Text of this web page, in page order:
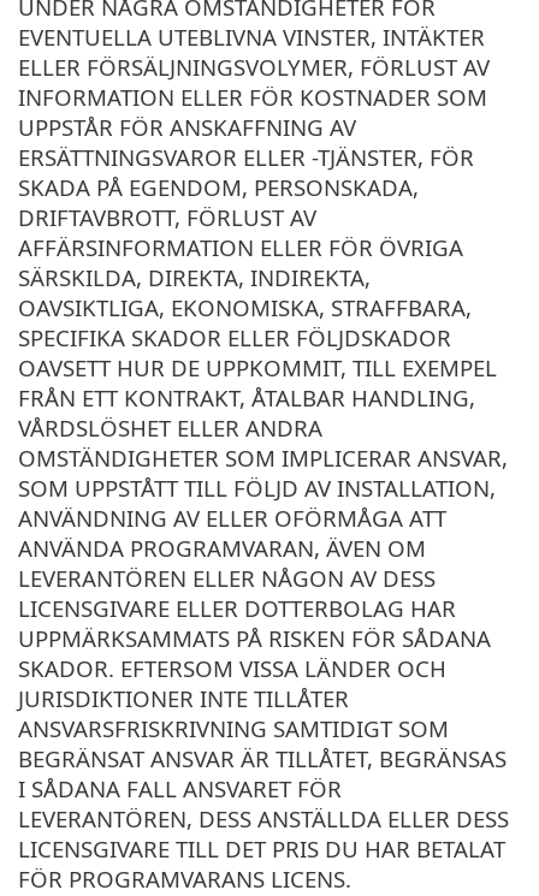
UNDER NÅGRA OMSTÄNDIGHETER FÖR
EVENTUELLA UTEBLIVNA VINSTER, INTÄKTER
ELLER FÖRSÄLJNINGSVOLYMER, FÖRLUST AV
INFORMATION ELLER FÖR KOSTNADER SOM
UPPSTÅR FÖR ANSKAFFNING AV
ERSÄTTNINGSVAROR ELLER -TJÄNSTER, FÖR
SKADA PÅ EGENDOM, PERSONSKADA,
DRIFTAVBROTT, FÖRLUST AV
AFFÄRSINFORMATION ELLER FÖR ÖVRIGA
SÄRSKILDA, DIREKTA, INDIREKTA,
OAVSIKTLIGA, EKONOMISKA, STRAFFBARA,
SPECIFIKA SKADOR ELLER FÖLJDSKADOR
OAVSETT HUR DE UPPKOMMIT, TILL EXEMPEL
FRÅN ETT KONTRAKT, ÅTALBAR HANDLING,
VÅRDSLÖSHET ELLER ANDRA
OMSTÄNDIGHETER SOM IMPLICERAR ANSVAR,
SOM UPPSTÅTT TILL FÖLJD AV INSTALLATION,
ANVÄNDNING AV ELLER OFÖRMÅGA ATT
ANVÄNDA PROGRAMVARAN, ÄVEN OM
LEVERANTÖREN ELLER NÅGON AV DESS
LICENSGIVARE ELLER DOTTERBOLAG HAR
UPPMÄRKSAMMATS PÅ RISKEN FÖR SÅDANA
SKADOR. EFTERSOM VISSA LÄNDER OCH
JURISDIKTIONER INTE TILLÅTER
ANSVARSFRISKRIVNING SAMTIDIGT SOM
BEGRÄNSAT ANSVAR ÄR TILLÅTET, BEGRÄNSAS
I SÅDANA FALL ANSVARET FÖR
LEVERANTÖREN, DESS ANSTÄLLDA ELLER DESS
LICENSGIVARE TILL DET PRIS DU HAR BETALAT
FÖR PROGRAMVARANS LICENS.